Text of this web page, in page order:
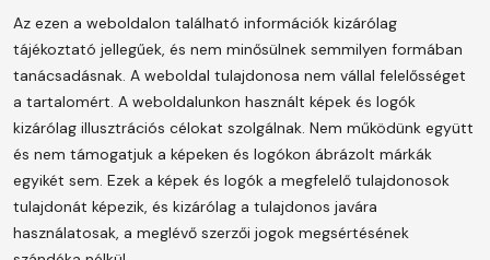
Az ezen a weboldalon található információk kizárólag
tájékoztató jellegűek, és nem minősülnek semmilyen formában
tanácsadásnak. A weboldal tulajdonosa nem vállal felelősséget
a tartalomért. A weboldalunkon használt képek és logók
kizárólag illusztrációs célokat szolgálnak. Nem működünk együtt
és nem támogatjuk a képeken és logókon ábrázolt márkák
egyikét sem. Ezek a képek és logók a megfelelő tulajdonosok
tulajdonát képezik, és kizárólag a tulajdonos javára
használatosak, a meglévő szerzői jogok megsértésének